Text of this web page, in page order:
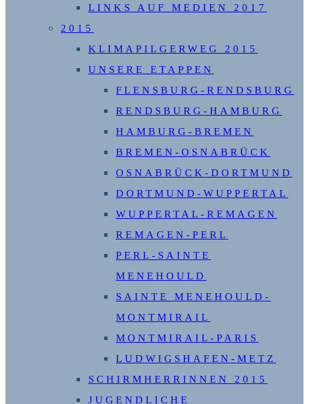
LINKS AUF MEDIEN 2017
2015
KLIMAPILGERWEG 2015
UNSERE ETAPPEN
FLENSBURG-RENDSBURG
RENDSBURG-HAMBURG
HAMBURG-BREMEN
BREMEN-OSNABRÜCK
OSNABRÜCK-DORTMUND
DORTMUND-WUPPERTAL
WUPPERTAL-REMAGEN
REMAGEN-PERL
PERL-SAINTE
MENEHOULD
SAINTE MENEHOULD-
MONTMIRAIL
MONTMIRAIL-PARIS
LUDWIGSHAFEN-METZ
SCHIRMHERRINNEN 2015
JUGENDLICHE